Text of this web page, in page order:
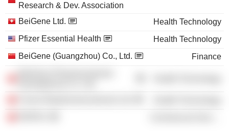
Research & Dev. Association
BeiGene Ltd.
Health Technology
Pfizer Essential Health
Health Technology
BeiGene (Guangzhou) Co., Ltd.
Finance